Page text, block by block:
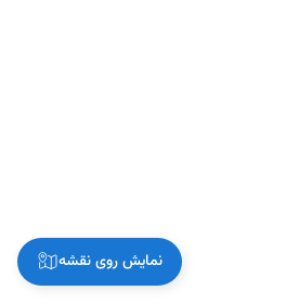
نمایش روی نقشه